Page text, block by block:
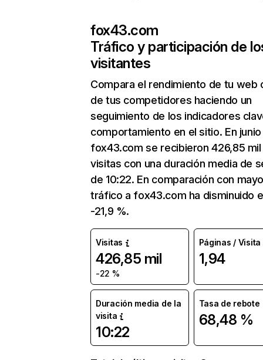
fox43.com
Tráfico y participación de
visitantes
Compara el rendimiento de tu web
de tus competidores haciendo un
seguimiento de los indicadores
comportamiento en el sitio. En junio
fox43.com se recibieron 426,85 mil
visitas con una duración media de
de 10:22. En comparación con
tráfico a fox43.com ha disminuido
-21,9 %.
Visitas
426,85 mil
-22 %
Páginas / Visita
1,94
Duración media de la
visita
10:22
Tasa de rebote
68,48 %